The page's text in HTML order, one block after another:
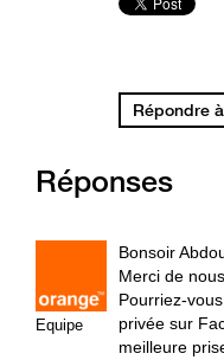
Répondre
Réponses
Equipe
Bonsoir
Merci de
Pourriez-
privée sur
meilleure